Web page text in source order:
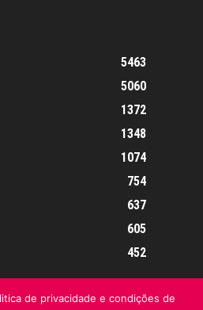
5463
5060
1372
1348
1074
754
637
605
452
de privacidade e condições de